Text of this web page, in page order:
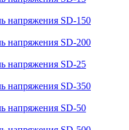
напряжения SD-150
напряжения SD-200
напряжения SD-25
напряжения SD-350
напряжения SD-50